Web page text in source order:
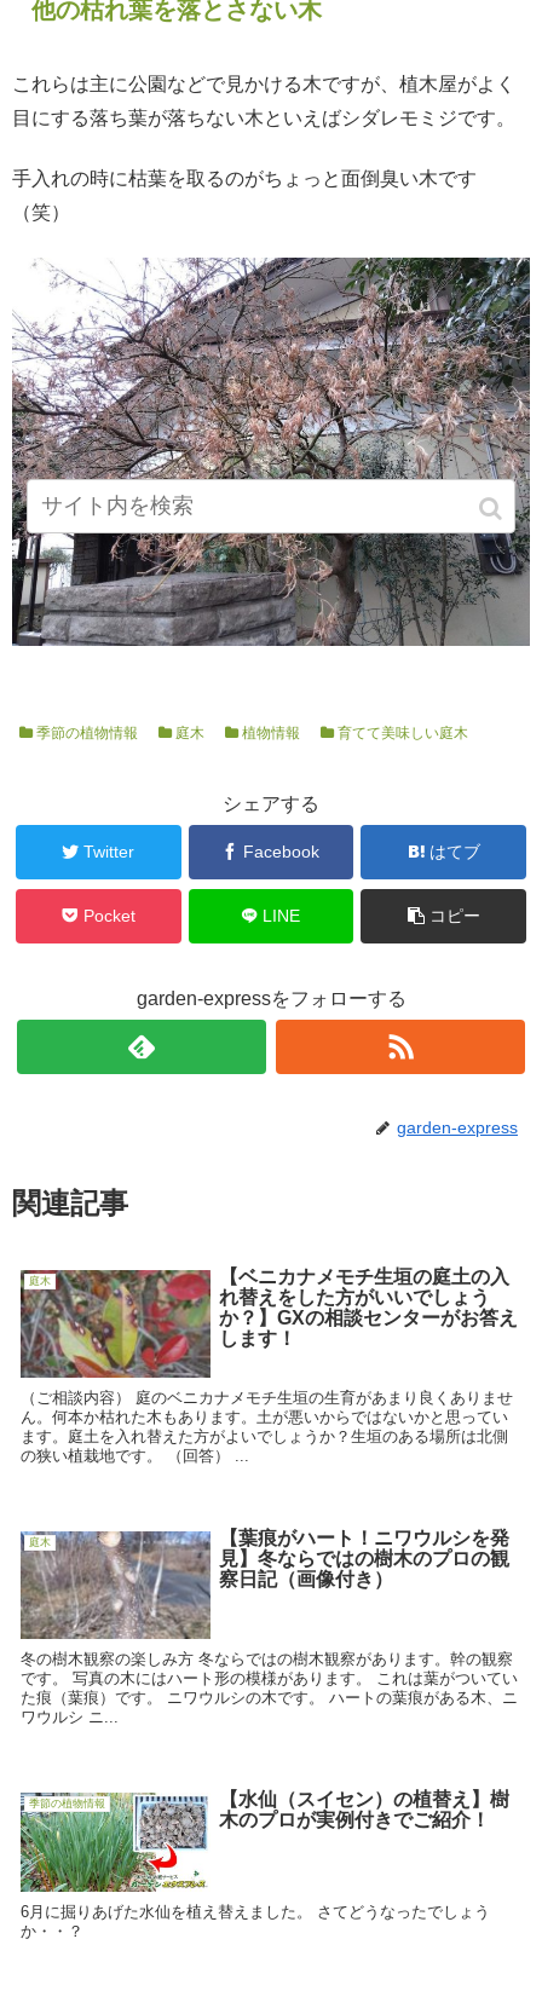
他の枯れ葉を落とさない木
これらは主に公園などで見かける木ですが、植木屋がよく
目にする落ち葉が落ちない木といえばシダレモミジです。
手入れの時に枯葉を取るのがちょっと面倒臭い木です
（笑）
季節の植物情報 庭木 植物情報 育てて美味しい庭木
シェアする
Twitter Facebook はてブ
Pocket LINE コピー
garden-expressをフォローする
garden-express
関連記事
庭木
【ベニカナメモチ生垣の庭土の入
れ替えをした方がいいでしょう
か？】GXの相談センターがお答え
します！
（ご相談内容） 庭のベニカナメモチ生垣の生育があまり良くありませ
ん。何本か枯れた木もあります。土が悪いからではないかと思ってい
ます。庭土を入れ替えた方がよいでしょうか？生垣のある場所は北側
の狭い植栽地です。 （回答） ...
庭木
【葉痕がハート！ニワウルシを発
見】冬ならではの樹木のプロの観
察日記（画像付き）
冬の樹木観察の楽しみ方 冬ならではの樹木観察があります。幹の観察
です。 写真の木にはハート形の模様があります。 これは葉がついてい
た痕（葉痕）です。 ニワウルシの木です。 ハートの葉痕がある木、ニ
ワウルシ ニ...
季節の植物情報
【水仙（スイセン）の植替え】樹
木のプロが実例付きでご紹介！
6月に掘りあげた水仙を植え替えました。 さてどうなったでしょう
か・・？